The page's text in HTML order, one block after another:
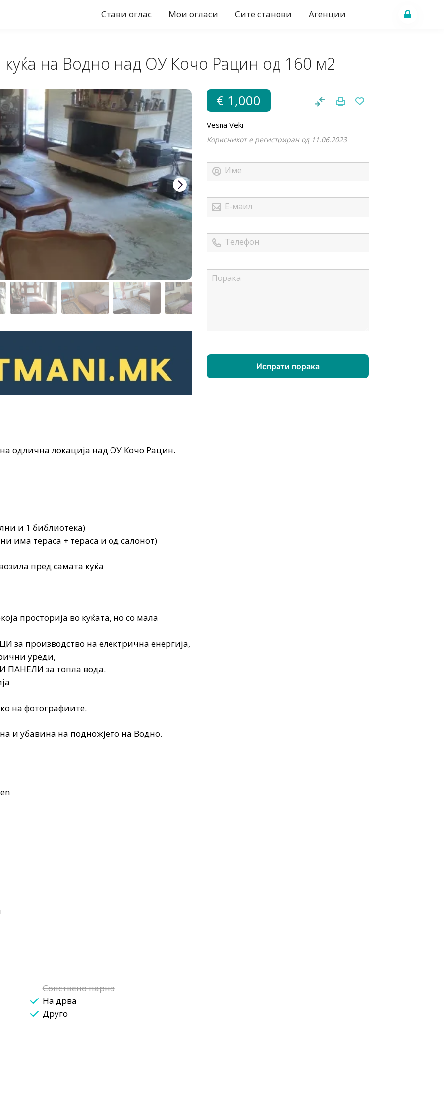
Стави оглас Мои огласи Сите станови Агенции
на Водно над ОУ Кочо Рацин од 160 м2
одлична локација над ОУ Кочо Рацин.
и 1 библиотека)
има тераса + тераса и од салонот)
пред самата куќа
просторија во куќата, но со мала
производство на електрична енергија,
уреди,
ПАНЕЛИ за топла вода.
на фотографиите.
и убавина на подножјето на Водно.
Сопствено парно
На дрва
Друго
€ 1,000
Vesna Veki
Корисникот е регистриран од 11.06.2023